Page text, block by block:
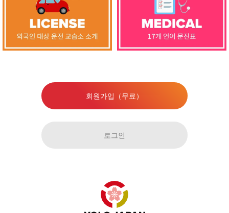
회원가입（무료）
로그인